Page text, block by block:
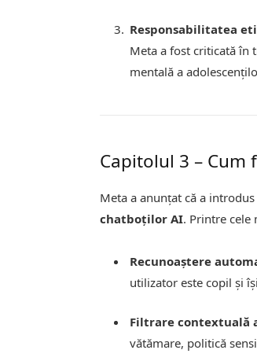
Responsabilitatea
Meta a fost criticată în
mentală a
Capitolul 3 –
Meta a anunțat că a introdus
chatboților AI. Printre cele
Recunoaștere
utilizator este copil și
Filtrare contextuală
vătămare, politică